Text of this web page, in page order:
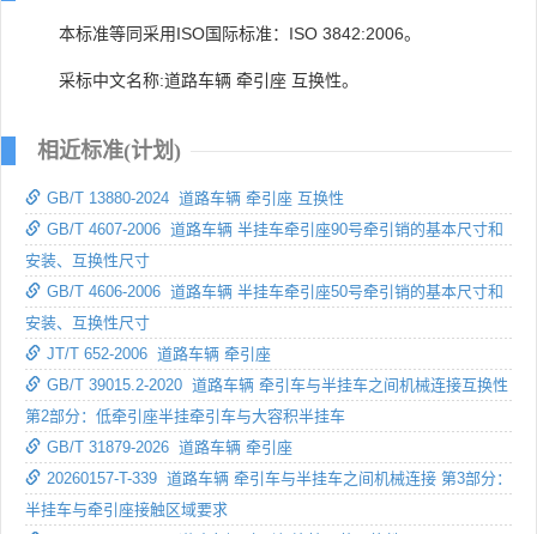
本标准等同采用ISO国际标准：ISO 3842:2006。
采标中文名称:道路车辆 牵引座 互换性。
相近标准(计划)
GB/T 13880-2024 道路车辆 牵引座 互换性
GB/T 4607-2006 道路车辆 半挂车牵引座90号牵引销的基本尺寸和
安装、互换性尺寸
GB/T 4606-2006 道路车辆 半挂车牵引座50号牵引销的基本尺寸和
安装、互换性尺寸
JT/T 652-2006 道路车辆 牵引座
GB/T 39015.2-2020 道路车辆 牵引车与半挂车之间机械连接互换性
第2部分：低牵引座半挂牵引车与大容积半挂车
GB/T 31879-2026 道路车辆 牵引座
20260157-T-339 道路车辆 牵引车与半挂车之间机械连接 第3部分：
半挂车与牵引座接触区域要求